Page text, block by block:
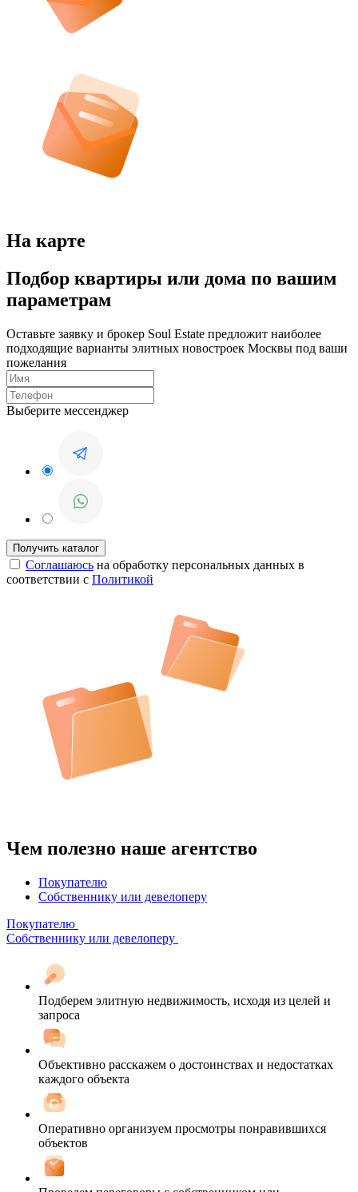
На карте
Подбор квартиры или дома по вашим
параметрам
Оставьте заявку и брокер Soul Estate предложит наиболее
подходящие варианты элитных новостроек Москвы под ваши
пожелания
Выберите мессенджер
Соглашаюсь на обработку персональных данных в
соответствии с Политикой
Чем полезно наше агентство
Покупателю
Собственнику или девелоперу
Покупателю
Собственнику или девелоперу
Подберем элитную недвижимость, исходя из целей и
запроса
Объективно расскажем о достоинствах и недостатках
каждого объекта
Оперативно организуем просмотры понравившихся
объектов